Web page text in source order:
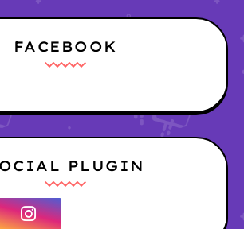
FACEBOOK
PLUGIN